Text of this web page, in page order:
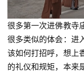
很多第一次进佛教寺
很多类似的体会：进
该如何打招呼，想上
的礼仪和规矩，本来